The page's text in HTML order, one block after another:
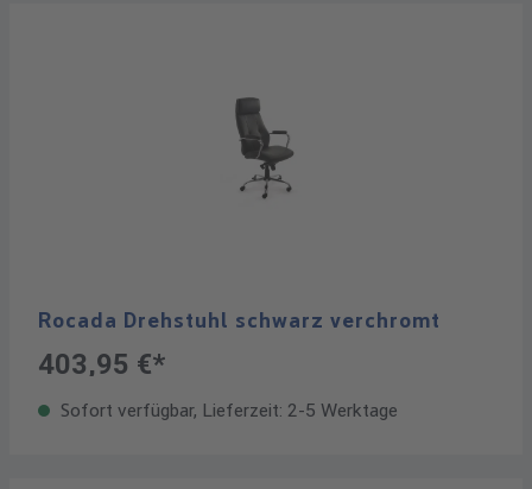
Rocada Drehstuhl schwarz verchromt
403,95 €*
Sofort verfügbar, Lieferzeit: 2-5 Werktage